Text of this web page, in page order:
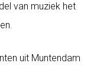
van muziek het
uit Muntendam